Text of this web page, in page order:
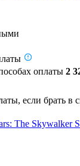
оплаты 2
если брать в
The Skywalker